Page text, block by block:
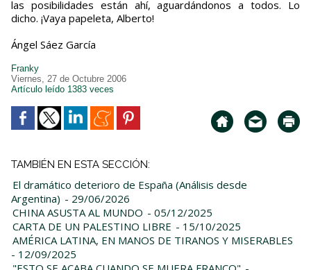
las posibilidades están ahí, aguardándonos a todos. Lo
dicho. ¡Vaya papeleta, Alberto!
Ángel Sáez García
Franky
Viernes, 27 de Octubre 2006
Artículo leído 1383 veces
TAMBIÉN EN ESTA SECCIÓN:
El dramático deterioro de España (Análisis desde
Argentina) - 29/06/2026
CHINA ASUSTA AL MUNDO - 05/12/2025
CARTA DE UN PALESTINO LIBRE - 15/10/2025
AMÉRICA LATINA, EN MANOS DE TIRANOS Y MISERABLES
- 12/09/2025